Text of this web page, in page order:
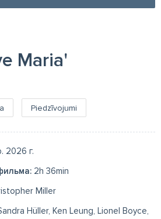
Maria'
Piedzīvojumi
2026 г.
2h 36min
Miller
Hüller, Ken Leung, Lionel Boyce,